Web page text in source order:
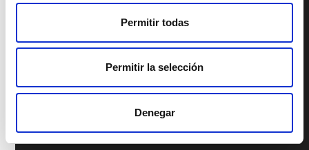
Permitir todas
Permitir la selección
Denegar